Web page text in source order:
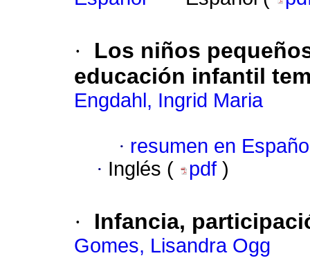
·
Los niños
educación infantil
Engdahl, Ingrid Maria
· resumen en
· Inglés ( pdf )
· Infancia,
Gomes, Lisandra Ogg